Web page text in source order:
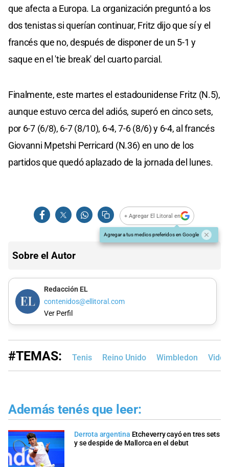
que afecta a Europa. La organización preguntó a los
dos tenistas si querían continuar, Fritz dijo que sí y el
francés que no, después de disponer de un 5-1 y
saque en el 'tie break' del cuarto parcial.
Finalmente, este martes el estadounidense Fritz (N.5),
aunque estuvo cerca del adiós, superó en cinco sets,
por 6-7 (6/8), 6-7 (8/10), 6-4, 7-6 (8/6) y 6-4, al francés
Giovanni Mpetshi Perricard (N.36) en uno de los
partidos que quedó aplazado de la jornada del lunes.
+ Agregar El Litoral en
Agregar a tus medios preferidos en Google
Sobre el Autor
Redacción EL
contenidos@ellitoral.com
Ver Perfil
#TEMAS: Tenis Reino Unido Wimbledon
Además tenés que leer:
Derrota argentina Etcheverry cayó en tres sets
y se despide de Mallorca en el debut